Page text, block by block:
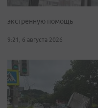
экстренную помощь
9:21, 6 августа 2026